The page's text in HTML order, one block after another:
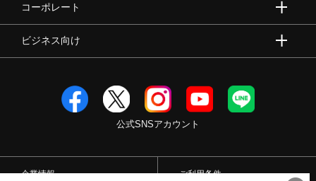
コーポレート
ビジネス向け
公式SNSアカウント
企業情報 ご利用条件